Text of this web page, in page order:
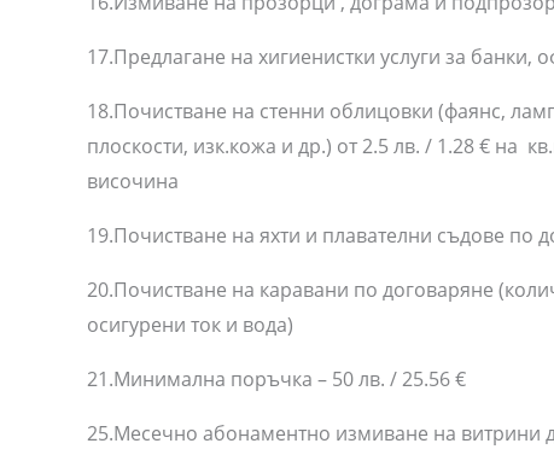
17.Предлагане на хигиенистки услуги за
18.Почистване на стенни облицовки (фаянс,
плоскости, изк.кожа и др.) от 2.5 лв. / 1.28 € на
височина
19.Почистване на яхти и плавателни съдове по
20.Почистване на каравани по договаряне
осигурени ток и вода)
21.Минимална поръчка – 50 лв. / 25.56 €
25.Месечно абонаментно измиване на витрини